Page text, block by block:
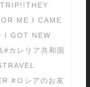
ME.I CAME
I GOT NEW
カレリア共和国
#ロシアのお友